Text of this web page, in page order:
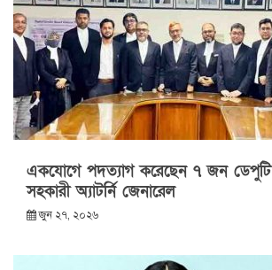
একযোগে পদত্যাগ করেছেন ৭ জন
সহকারী অ্যাটর্নি জেনারেল
জুন ২৭, ২০২৬